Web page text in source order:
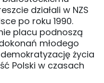
działali w NZS
po roku 1990.
placu podnoszą
młodego
życia
Polski w czasach